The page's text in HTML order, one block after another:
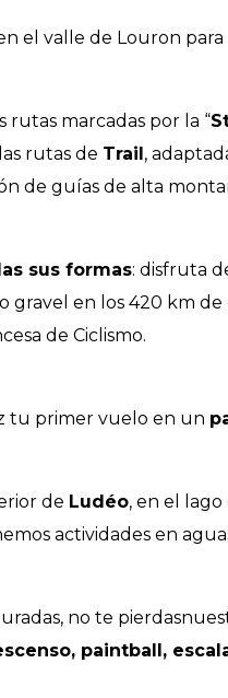
el valle de Louron para
rutas marcadas por la “
rutas de Trail,
de guías de alta
sus formas: disfruta
en los 420 km
de Ciclismo.
tu primer vuelo en un
de Ludéo, en el lago
actividades en
no te
paintball,